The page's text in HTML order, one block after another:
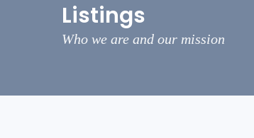
Listings
Who we are and our mission